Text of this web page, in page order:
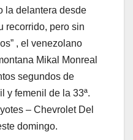
la delantera desde
recorrido, pero sin
, el venezolano
Mikal Monreal
segundos de
y femenil de la 33ª.
– Chevrolet Del
domingo.